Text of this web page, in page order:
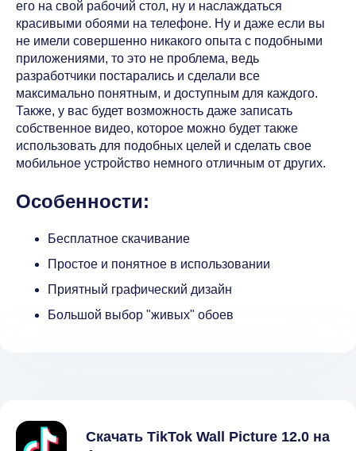
его на свой рабочий стол, ну и наслаждаться
красивыми обоями на телефоне. Ну и даже если вы
не имели совершенно никакого опыта с подобными
приложениями, то это не проблема, ведь
разработчики постарались и сделали все
максимально понятным, и доступным для каждого.
Также, у вас будет возможность даже записать
собственное видео, которое можно будет также
использовать для подобных целей и сделать свое
мобильное устройство немного отличным от других.
Особенности:
Бесплатное скачивание
Простое и понятное в использовании
Приятный графический дизайн
Большой выбор "живых" обоев
Скачать TikTok Wall Picture 12.0 на